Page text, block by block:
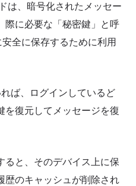
は、暗号化されたメッセー
際に必要な「秘密鍵」と呼
全に保存するために利用
ば、ログインしているど
を復元してメッセージを復
ると、そのデバイス上に保
歴のキャッシュが削除され